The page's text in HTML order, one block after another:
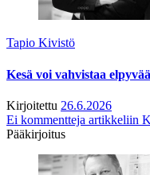
Tapio Kivistö
Kesä voi vahvistaa
Kirjoitettu 26.6.2026
Ei kommentteja artikkeliin
Pääkirjoitus